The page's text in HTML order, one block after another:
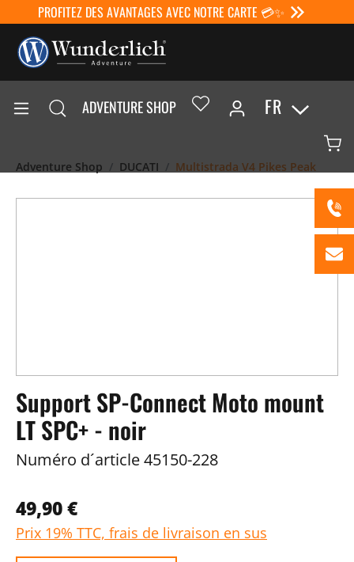
PROFITEZ DES AVANTAGES AVEC NOTRE CARTE 💳✨
ADVENTURE SHOP FR
Adventure Shop DUCATI Multistrada V4 Pikes Peak
Support SP-Connect Moto mount
LT SPC+ - noir
Numéro d´article45150-228
49,90 €
Prix 19% TTC, frais de livraison en sus